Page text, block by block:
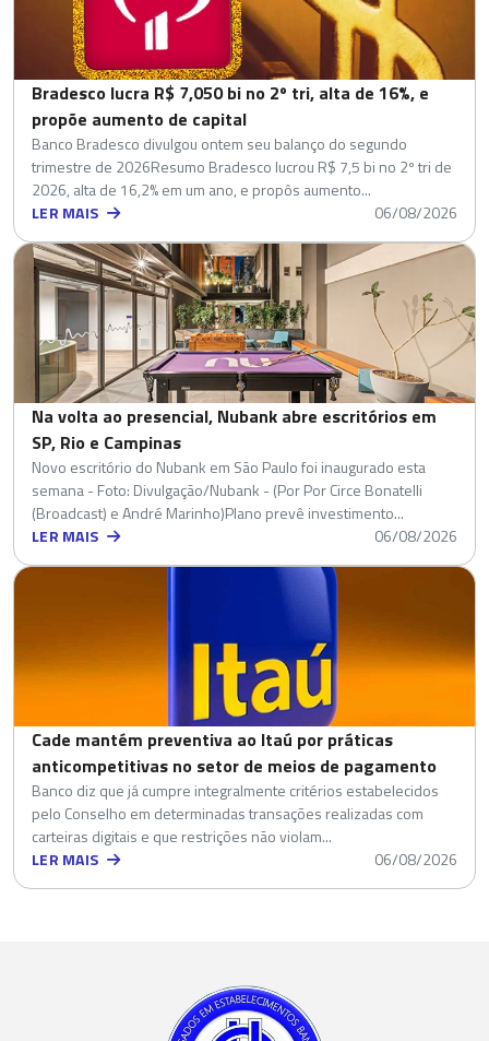
Bradesco lucra R$ 7,050 bi no 2º tri, alta de 16%, e
propõe aumento de capital
Banco Bradesco divulgou ontem seu balanço do segundo
trimestre de 2026Resumo Bradesco lucrou R$ 7,5 bi no 2º tri de
2026, alta de 16,2% em um ano, e propôs aumento...
LER MAIS
06/08/2026
Na volta ao presencial, Nubank abre escritórios em
SP, Rio e Campinas
Novo escritório do Nubank em São Paulo foi inaugurado esta
semana - Foto: Divulgação/Nubank - (Por Por Circe Bonatelli
(Broadcast) e André Marinho)Plano prevê investimento...
LER MAIS
06/08/2026
Cade mantém preventiva ao Itaú por práticas
anticompetitivas no setor de meios de pagamento
Banco diz que já cumpre integralmente critérios estabelecidos
pelo Conselho em determinadas transações realizadas com
carteiras digitais e que restrições não violam...
LER MAIS
06/08/2026